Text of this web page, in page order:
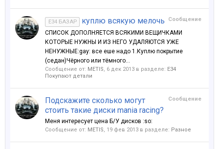
Сообщение
E34 БАЗАР куплю всякую мелочь
СПИСОК ДОПОЛНЯЕТСЯ ВСЯКИМИ ВЕЩИЧКАМИ
КОТОРЫЕ НУЖНЫ И ИЗ НЕГО УДАЛЯЮТСЯ УЖЕ
НЕНУЖНЫЕ:gay: все еше надо 1.Куплю покрытие
(седан)Чёрного или тёмного...
Сообщение от: METIS, 6 дек 2013 в разделе: Е34
Покупают детали
Сообщение
Подскажите сколько могут
стоить такие диски mania racing?
Меня интересует цена Б/У дисков :so:
Сообщение от: METIS, 19 фев 2013 в разделе: Разное